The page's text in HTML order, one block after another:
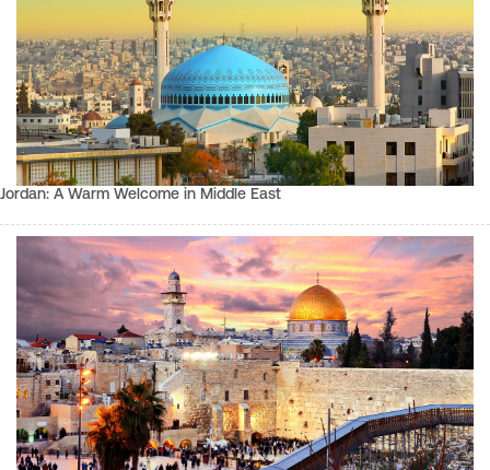
Jordan: A Warm Welcome in Middle East